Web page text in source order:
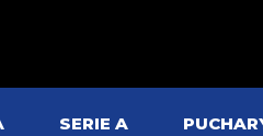
SERIE A